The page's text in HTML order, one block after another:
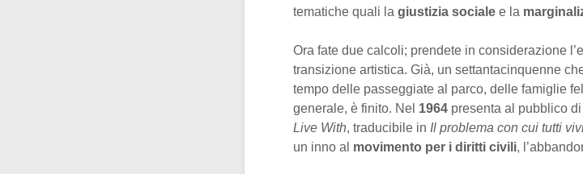
tematiche quali la giustizia sociale e la
Ora fate due calcoli; prendete in considerazione
transizione artistica. Già, un settantacinquenne
tempo delle passeggiate al parco, delle famiglie
generale, è finito. Nel 1964 presenta al pubblico
Live With, traducibile in Il problema con cui tutti
un inno al movimento per i diritti civili,